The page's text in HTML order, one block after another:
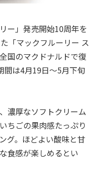
ー」発売開始10周年を
「マックフルーリー ス
国のマクドナルドで復
間は4月19日～5月下旬
濃厚なソフトクリーム
ちごの果肉感たっぷり
グ。ほどよい酸味と甘
食感が楽しめるとい